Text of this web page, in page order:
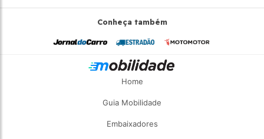
Conheça também
Home
Guia Mobilidade
Embaixadores